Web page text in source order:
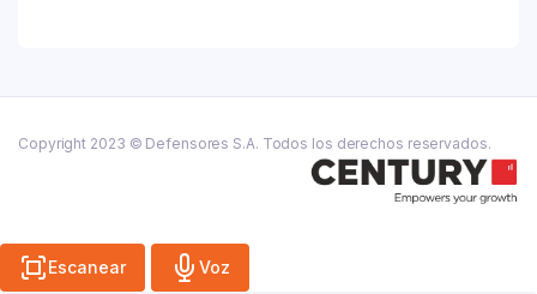
Copyright 2023 © Defensores S.A. Todos los derechos reservados.
Escanear Voz